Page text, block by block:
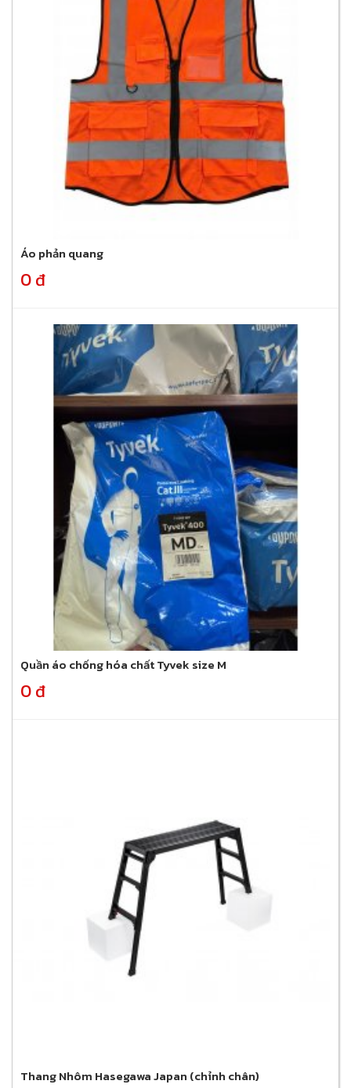
Áo phản quang
0 đ
Quần áo chống hóa chất Tyvek size M
0 đ
Thang Nhôm Hasegawa Japan (chỉnh chân)